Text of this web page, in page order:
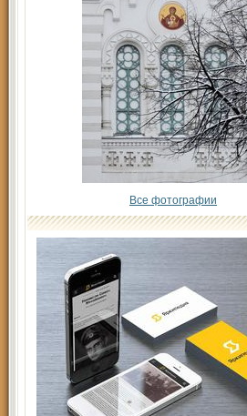
Все фотографии